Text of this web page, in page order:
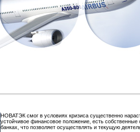
НОВАТЭК смог в условиях кризиса существенно
устойчивое финансовое положение, есть
банках, что позволяет осуществлять и текущую